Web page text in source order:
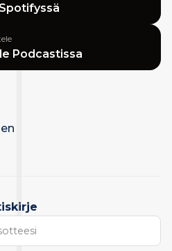
Spotifyssä
Podcastissa